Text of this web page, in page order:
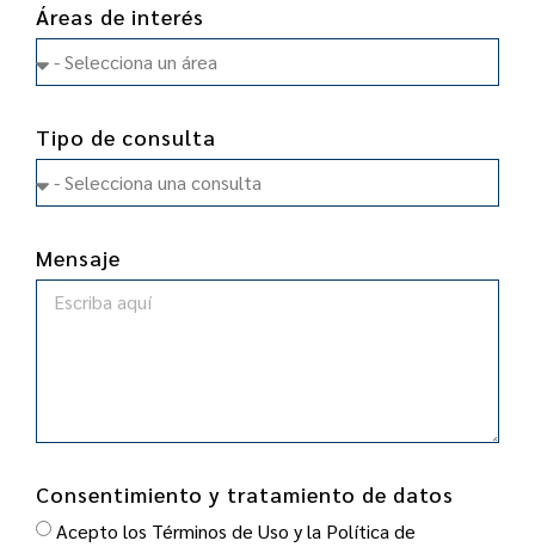
Áreas de interés
Tipo de consulta
Mensaje
Consentimiento y tratamiento de datos
Acepto los Términos de Uso y la Política de